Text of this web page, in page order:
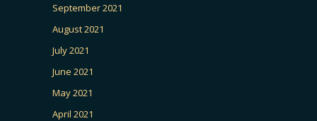
September 2021
August 2021
July 2021
June 2021
May 2021
April 2021